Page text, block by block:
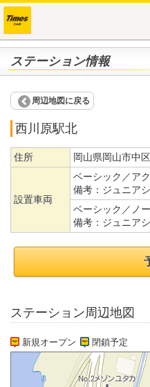
ステーション情報
周辺地図に戻る
西川原駅北
住所 岡山県岡山市中
設置車両
ベーシック／ア
備考： ジュニア
ベーシック／ノ
備考： ジュニア
ステーション周辺地図
新規オープン 閉鎖予定